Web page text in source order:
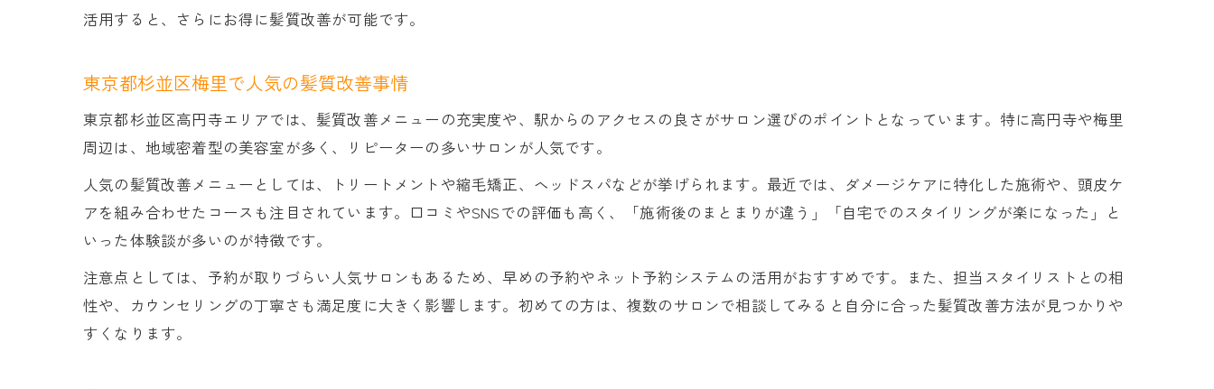
安い高円寺美容室の口コミ活用術のポイント
髪に優しい施術で評判の高円寺美容室を徹底検証
安い高円寺美容室の髪質改善メニュー比較
髪に優しい高円寺美容室の最新トリートメント
口コミで話題の高円寺美容室の評判を調査
活用すると、さらにお得に髪質改善が可能です。
東京都杉並区梅里で人気の髪質改善事情
東京都杉並区高円寺エリアでは、髪質改善メニューの充実度や、駅からのアクセスの良さがサロン選びのポイントとなっています。特に高円寺や梅里
周辺は、地域密着型の美容室が多く、リピーターの多いサロンが人気です。
人気の髪質改善メニューとしては、トリートメントや縮毛矯正、ヘッドスパなどが挙げられます。最近では、ダメージケアに特化した施術や、頭皮ケ
アを組み合わせたコースも注目されています。口コミやSNSでの評価も高く、「施術後のまとまりが違う」「自宅でのスタイリングが楽になった」と
いった体験談が多いのが特徴です。
注意点としては、予約が取りづらい人気サロンもあるため、早めの予約やネット予約システムの活用がおすすめです。また、担当スタイリストとの相
性や、カウンセリングの丁寧さも満足度に大きく影響します。初めての方は、複数のサロンで相談してみると自分に合った髪質改善方法が見つかりや
すくなります。